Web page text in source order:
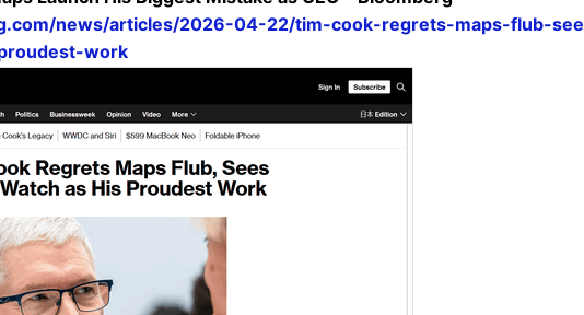
news/articles/2026-04-22/tim-cook-regrets-maps-flub-see
work